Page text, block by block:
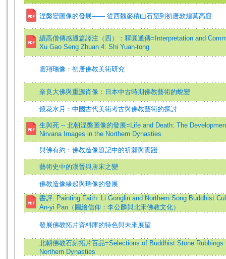
涅槃變圖像的發展—— 從西魏麥積山石窟到初唐敦煌莫高窟
續高僧傳感通篇譯注（四）：釋圓通傳=Interpretation and
Xu Gao Seng Zhuan 4: Shi Yuan-tong
雲翔瑞像：初唐佛教美術研究
奈良大佛與重源肖像：日本中古時期佛教藝術的蛻變
鏡花水月：中國古代美術考古與佛教藝術的探討
生與死 -- 北朝涅槃圖像的發展=Life and Death: The
Nirvana Images in the Northern Dynasties
與佛有約：佛教造像題記中的祈願與實踐
藝術史中的漢晉與唐宋之變
佛教造像緣起與瑞像的發展
書評: Painting Faith: Li Gonglin and Northern Song Buddhist
An-yi Pan（圖繪信仰：李公麟與北宋佛教文化）
發展佛教拓片資料庫的特色與未來展望
北朝佛教石刻拓片百品=Selections of Buddhist Stone Rubbings
Northern Dynasties